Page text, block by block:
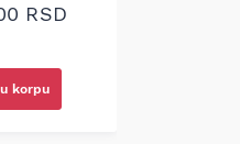
RSD
korpu